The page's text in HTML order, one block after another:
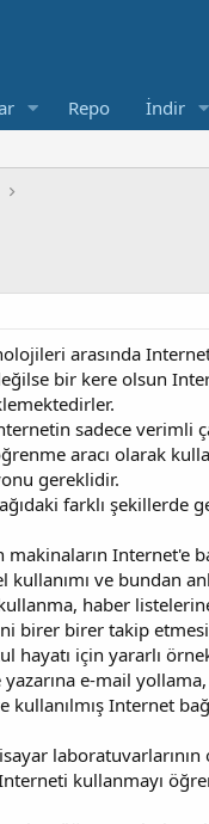
Repo İndir
arasında
bir kere olsun
sadece verimli
aracı olarak
gereklidir.
farklı şekillerde
Internet'e
ve bundan
haber
birer birer takip
hayatı için yararlı
e-mail
Internet
kullanmayı